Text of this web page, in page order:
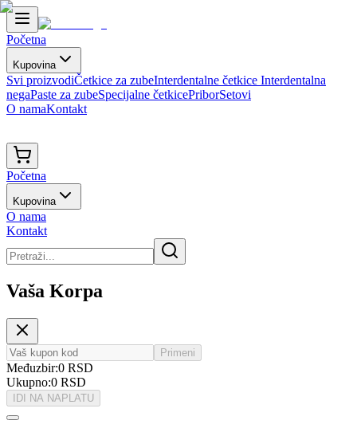
Početna
Kupovina
Svi proizvodiČetkice za zubeInterdentalne četkice Interdentalna
negaPaste za zubeSpecijalne četkicePriborSetovi
O namaKontakt
Početna
Kupovina
O nama
Kontakt
Vaša Korpa
Primeni
Međuzbir:0 RSD
Ukupno:0 RSD
IDI NA NAPLATU